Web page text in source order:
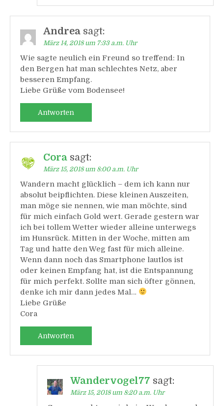
Andrea sagt:
März 14, 2018 um 7:33 a.m. Uhr
Wie sagte neulich ein Freund so treffend: In
den Bergen hat man schlechtes Netz, aber
besseren Empfang.
Liebe Grüße vom Bodensee!
Antworten
Cora sagt:
März 15, 2018 um 8:00 a.m. Uhr
Wandern macht glücklich – dem ich kann nur
absolut beipflichten. Diese kleinen Auszeiten,
man möge sie nennen, wie man möchte, sind
für mich einfach Gold wert. Gerade gestern war
ich bei tollem Wetter wieder alleine unterwegs
im Hunsrück. Mitten in der Woche, mitten am
Tag und hatte den Weg fast für mich alleine.
Wenn dann noch das Smartphone lautlos ist
oder keinen Empfang hat, ist die Entspannung
für mich perfekt. Sollte man sich öfter gönnen,
denke ich mir dann jedes Mal…
Liebe Grüße
Cora
Antworten
Wandervogel77 sagt:
März 15, 2018 um 8:20 a.m. Uhr